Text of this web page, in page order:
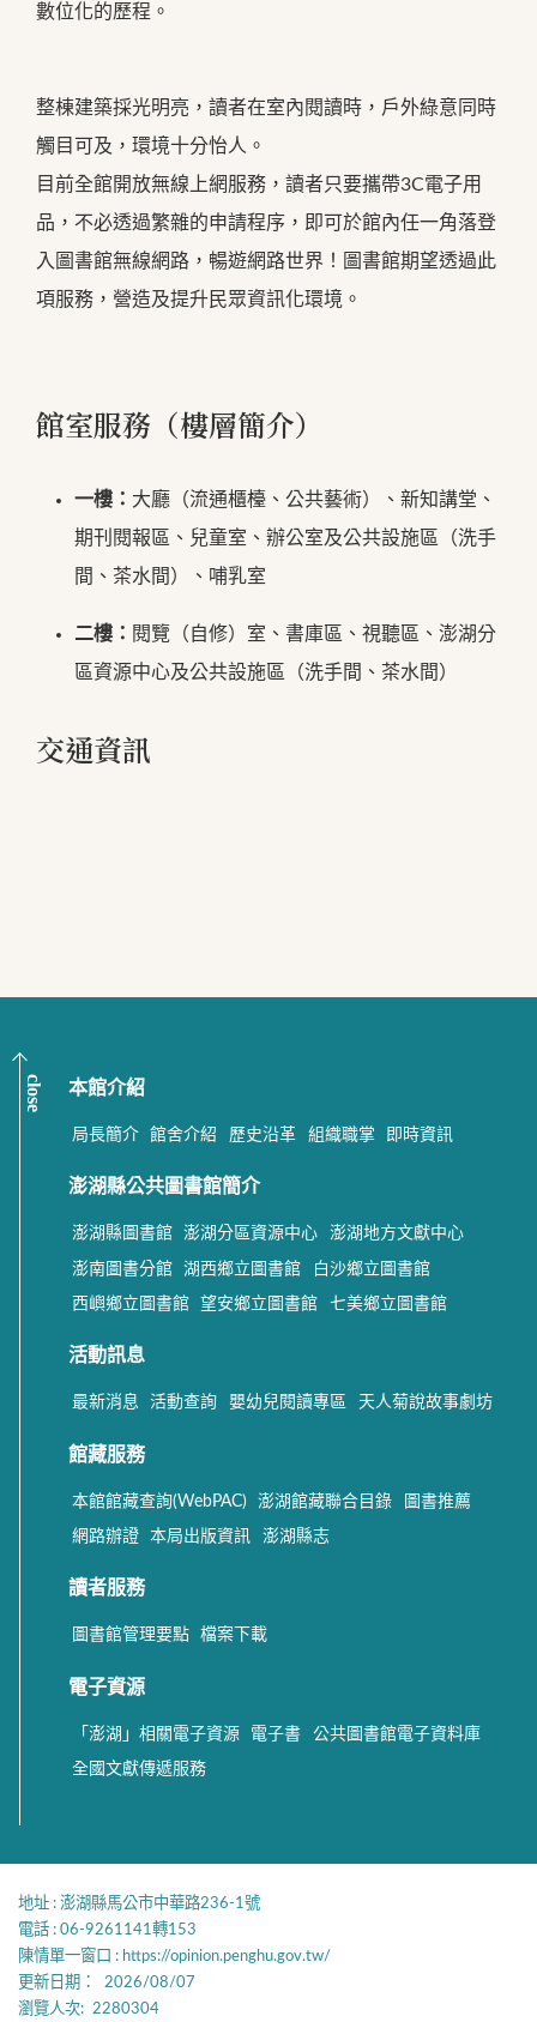
數位化的歷程。
整棟建築採光明亮，讀者在室內閱讀時，戶外綠意同時
觸目可及，環境十分怡人。
目前全館開放無線上網服務，讀者只要攜帶3C電子用
品，不必透過繁雜的申請程序，即可於館內任一角落登
入圖書館無線網路，暢遊網路世界！圖書館期望透過此
項服務，營造及提升民眾資訊化環境。
館室服務（樓層簡介）
一樓： 大廳（流通櫃檯、公共藝術）、新知講堂、
期刊閱報區、兒童室、辦公室及公共設施區（洗手
間、茶水間）、哺乳室
二樓： 閱覽（自修）室、書庫區、視聽區、澎湖分
區資源中心及公共設施區（洗手間、茶水間）
交通資訊
close 本館介紹
局長簡介 館舍介紹 歷史沿革 組織職掌 即時資訊
澎湖縣公共圖書館簡介
澎湖縣圖書館 澎湖分區資源中心 澎湖地方文獻中心
澎南圖書分館 湖西鄉立圖書館 白沙鄉立圖書館
西嶼鄉立圖書館 望安鄉立圖書館 七美鄉立圖書館
活動訊息
最新消息 活動查詢 嬰幼兒閱讀專區 天人菊說故事劇坊
館藏服務
本館館藏查詢(WebPAC) 澎湖館藏聯合目錄 圖書推薦
網路辦證 本局出版資訊 澎湖縣志
讀者服務
圖書館管理要點 檔案下載
電子資源
「澎湖」相關電子資源 電子書 公共圖書館電子資料庫
全國文獻傳遞服務
地址 : 澎湖縣馬公市中華路236-1號
電話 : 06-9261141轉153
陳情單一窗口 : https://opinion.penghu.gov.tw/
更新日期：
2026/08/07
瀏覽人次: 2280304